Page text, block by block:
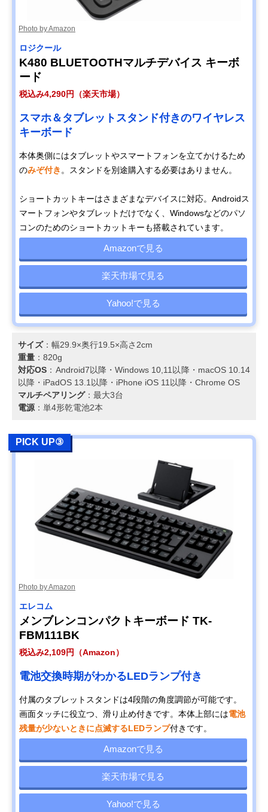
Photo by Amazon
ロジクール
K480 BLUETOOTHマルチデバイス キーボ
ード
税込み4,290円（楽天市場）
スマホ＆タブレットスタンド付きのワイヤレス
キーボード
本体奥側にはタブレットやスマートフォンを立てかけるため
のみぞ付き 。スタンドを別途購入する必要はありません。
ショートカットキーはさまざまなデバイスに対応。Androidス
マートフォンやタブレットだけでなく、Windowsなどのパソ
コンのためのショートカットキーも搭載されています。
Amazonで見る
楽天市場で見る
Yahoo!で見る
サイズ：幅29.9×奥行19.5×高さ2cm
重量 ：820g
対応OS ：Android7以降・Windows 10,11以降・macOS 10.14
以降・iPadOS 13.1以降・iPhone iOS 11以降・Chrome OS
マルチペアリング：最大3台
電源 ：単4形乾電池2本
PICK UP③
Photo by Amazon
エレコム
メンブレンコンパクトキーボード TK-
FBM111BK
税込み2,109円（Amazon）
電池交換時期がわかるLEDランプ付き
付属のタブレットスタンドは4段階の角度調節が可能です。
画面タッチに役立つ、滑り止め付きです。本体上部には電池
残量が少ないときに点滅するLEDランプ付きです。
Amazonで見る
楽天市場で見る
Yahoo!で見る